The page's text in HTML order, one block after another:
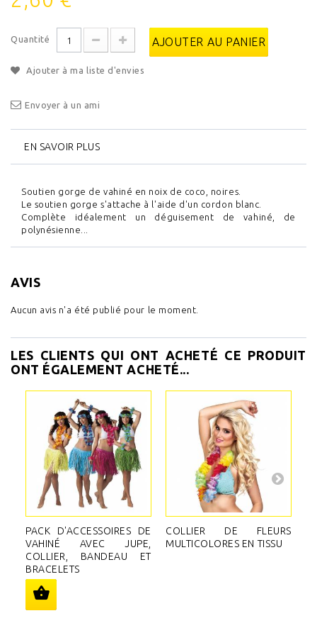
Quantité AJOUTER AU PANIER
Ajouter à ma liste d'envies
Envoyer à un ami
EN SAVOIR PLUS
Soutien gorge de vahiné en noix de coco, noires.
Le soutien gorge s'attache à l'aide d'un cordon blanc.
Complète idéalement un déguisement de vahiné, de
polynésienne...
AVIS
Aucun avis n'a été publié pour le moment.
LES CLIENTS QUI ONT ACHETÉ CE PRODUIT
ONT ÉGALEMENT ACHETÉ...
PACK D'ACCESSOIRES DE
VAHINÉ AVEC JUPE,
COLLIER, BANDEAU ET
BRACELETS
COLLIER DE FLEURS
MULTICOLORES EN TISSU